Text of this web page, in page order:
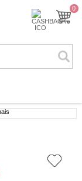
0
Shopping
Monte
sua
Cesta